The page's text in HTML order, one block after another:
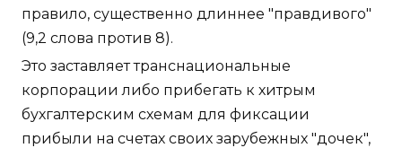
правило, существенно длиннее "правдивого"
(9,2 слова против 8).
Это заставляет транснациональные
корпорации либо прибегать к хитрым
бухгалтерским схемам для фиксации
прибыли на счетах своих зарубежных "дочек",